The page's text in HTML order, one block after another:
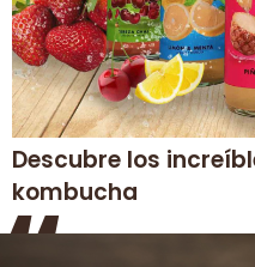
Descubre los
kombucha